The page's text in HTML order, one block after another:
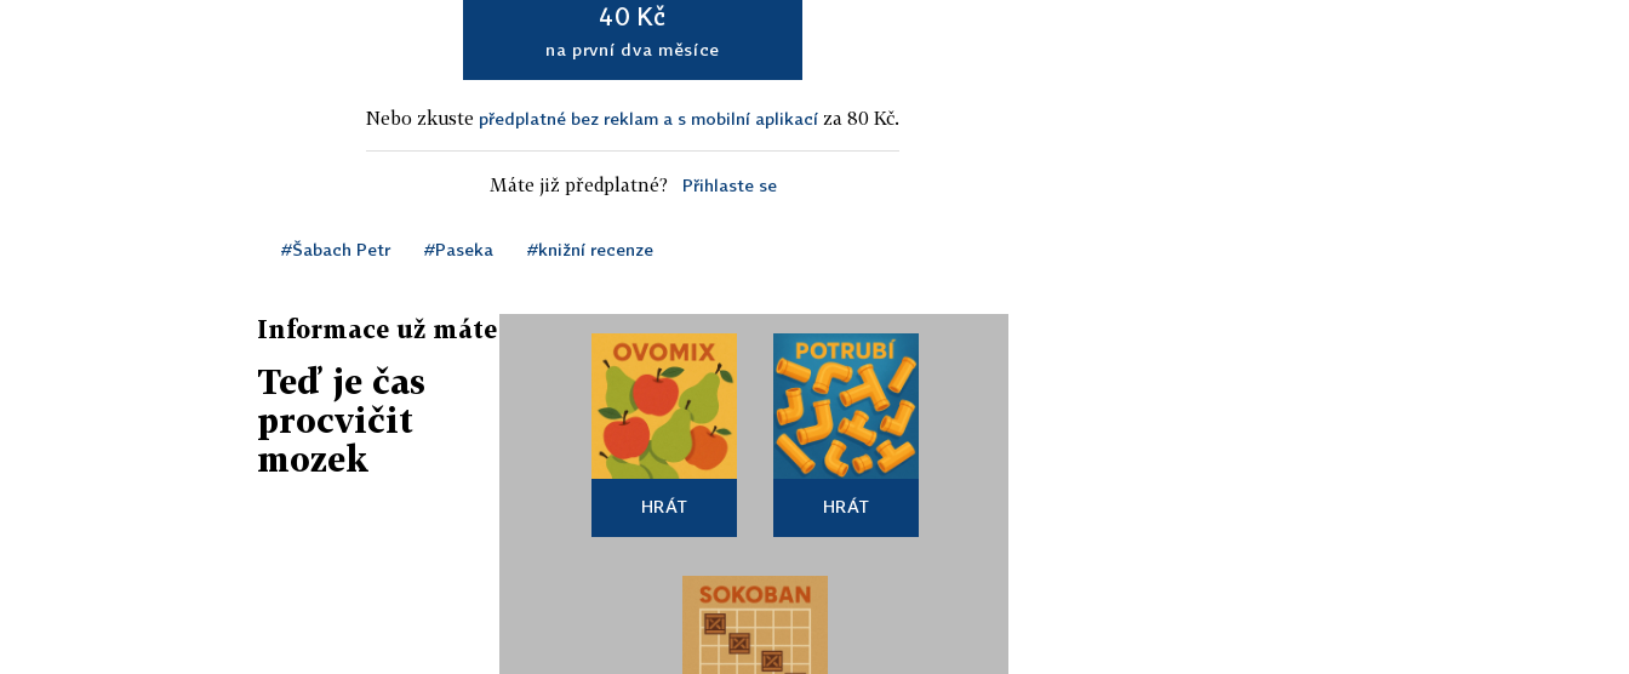
40 Kč
na první dva měsíce
Nebo zkuste předplatné bez reklam a s mobilní aplikací za 80 Kč.
Máte již předplatné? Přihlaste se
#Šabach Petr #Paseka #knižní recenze
Informace už máte
Teď je čas
procvičit
mozek
HRÁT HRÁT